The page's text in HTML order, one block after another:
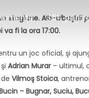
3,5%
stagiune. Alb-albaştrii
fi la ora 17:00.
un joc oficial, şi
şi Adrian Murar – ultimul,
Vilmoş Stoica,
– Bugnar, Suciu,